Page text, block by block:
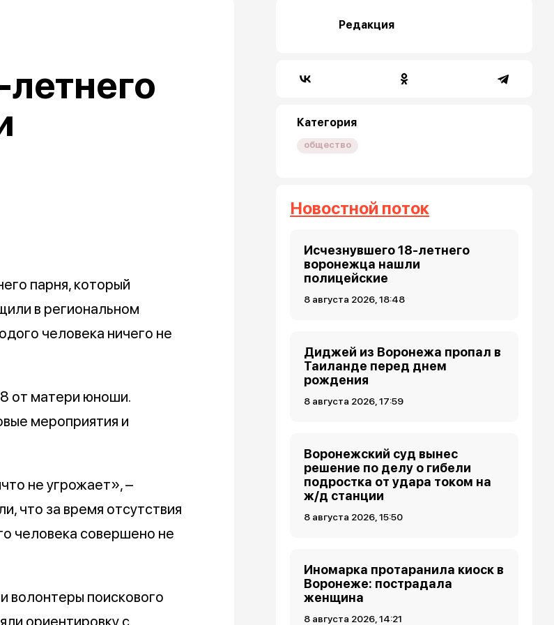
парня, который
в региональном
человека ничего не
от матери юноши.
мероприятия и
не угрожает», –
что за время отсутствия
человека совершено не
волонтеры поискового
ориентировку с
Редакция
Категория
общество
Новостной поток
Исчезнувшего 18-летнего
воронежца нашли
полицейские
8 августа 2026, 18:48
Диджей из Воронежа пропал в
Таиланде перед днем
рождения
8 августа 2026, 17:59
Воронежский суд вынес
решение по делу о гибели
подростка от удара током на
ж/д станции
8 августа 2026, 15:50
Иномарка протаранила киоск в
Воронеже: пострадала
женщина
8 августа 2026, 14:21